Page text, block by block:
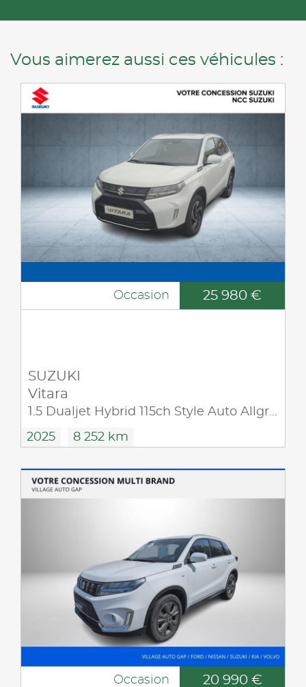
Vous aimerez aussi ces véhicules :
Occasion 25 980 €
SUZUKI
Vitara
2025 8 252 km
Occasion 20 990 €